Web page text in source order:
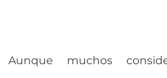
Aunque muchos